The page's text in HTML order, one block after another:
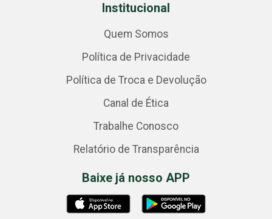
Institucional
Quem Somos
Política de Privacidade
Política de Troca e Devolução
Canal de Ética
Trabalhe Conosco
Relatório de Transparência
Baixe já nosso APP